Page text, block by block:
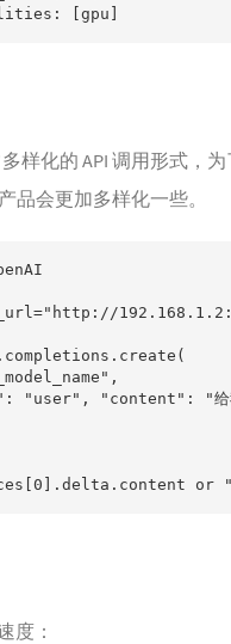
[gpu]
样化的 API 调用形式，
品会更加多样化一些。
"user", "content": "给
or
度：